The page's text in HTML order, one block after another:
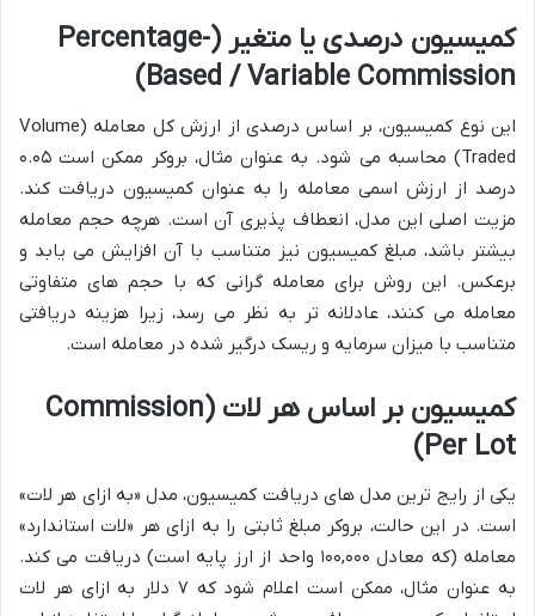
کمیسیون درصدی یا متغیر (Percentage-
Based / Variable Commission)
این نوع کمیسیون، بر اساس درصدی از ارزش کل معامله (Volume
Traded) محاسبه می شود. به عنوان مثال، بروکر ممکن است ۰.۰۵
درصد از ارزش اسمی معامله را به عنوان کمیسیون دریافت کند.
مزیت اصلی این مدل، انعطاف پذیری آن است. هرچه حجم معامله
بیشتر باشد، مبلغ کمیسیون نیز متناسب با آن افزایش می یابد و
برعکس. این روش برای معامله گرانی که با حجم های متفاوتی
معامله می کنند، عادلانه تر به نظر می رسد، زیرا هزینه دریافتی
متناسب با میزان سرمایه و ریسک درگیر شده در معامله است.
کمیسیون بر اساس هر لات (Commission
Per Lot)
یکی از رایج ترین مدل های دریافت کمیسیون، مدل «به ازای هر لات»
است. در این حالت، بروکر مبلغ ثابتی را به ازای هر «لات استاندارد»
معامله (که معادل ۱۰۰,۰۰۰ واحد از ارز پایه است) دریافت می کند.
به عنوان مثال، ممکن است اعلام شود که ۷ دلار به ازای هر لات